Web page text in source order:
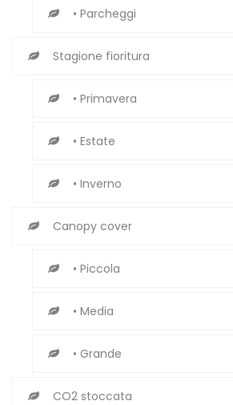
• Parcheggi
Stagione fioritura
• Primavera
• Estate
• Inverno
Canopy cover
• Piccola
• Media
• Grande
CO2 stoccata